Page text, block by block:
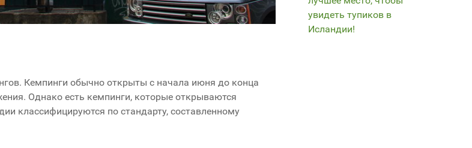
Кемпинги обычно открыты с начала июня до конца
Однако есть кемпинги, которые открываются
классифицируются по стандарту, составленному
увидеть тупиков в
Исландии!